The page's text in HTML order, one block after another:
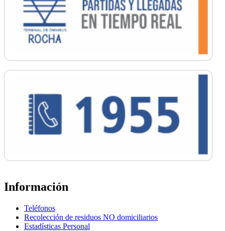
Información
Teléfonos
Recolección de residuos NO domiciliarios
Estadísticas Personal